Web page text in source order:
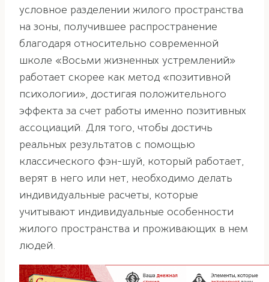
условное разделении жилого пространства
на зоны, получившее распространение
благодаря относительно современной
школе «Восьми жизненных устремлений»
работает скорее как метод «позитивной
психологии», достигая положительного
эффекта за счет работы именно позитивных
ассоциаций. Для того, чтобы достичь
реальных результатов с помощью
классического фэн-шуй, который работает,
верят в него или нет, необходимо делать
индивидуальные расчеты, которые
учитывают индивидуальные особенности
жилого пространства и проживающих в нем
людей.